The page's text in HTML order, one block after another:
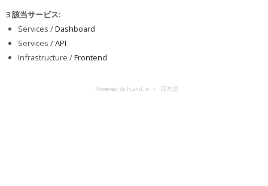
3 該当サービス:
Services /Dashboard
Services /API
Infrastructure /Frontend
Powered By Hund.io 日本語